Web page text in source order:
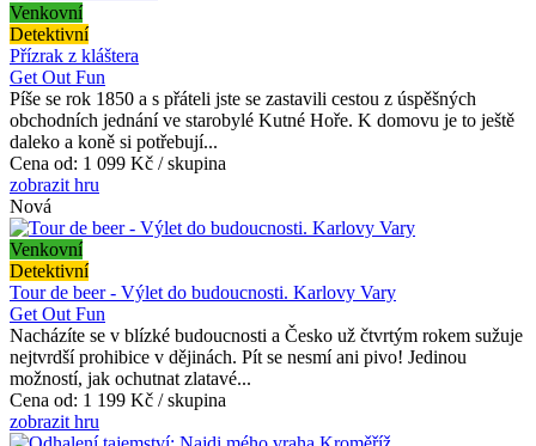
Venkovní
Detektivní
Přízrak z kláštera
Get Out Fun
Píše se rok 1850 a s přáteli jste se zastavili cestou z úspěšných
obchodních jednání ve starobylé Kutné Hoře. K domovu je to ještě
daleko a koně si potřebují...
Cena od: 1 099 Kč / skupina
zobrazit hru
Nová
Venkovní
Detektivní
Tour de beer - Výlet do budoucnosti. Karlovy Vary
Get Out Fun
Nacházíte se v blízké budoucnosti a Česko už čtvrtým rokem sužuje
nejtvrdší prohibice v dějinách. Pít se nesmí ani pivo! Jedinou
možností, jak ochutnat zlatavé...
Cena od: 1 199 Kč / skupina
zobrazit hru